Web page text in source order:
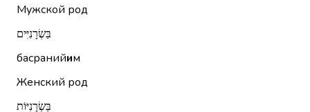
Мужской род
בַּשְׂרָנִיִּים
басранийим
Женский род
בַּשְׂרָנִיּוֹת